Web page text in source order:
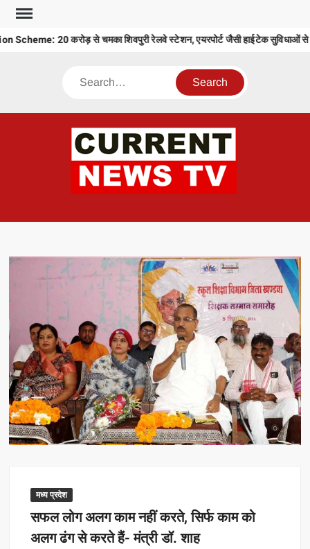
Skip
content20 करोड़ से चमका शिवपुरी रेलवे स्टेशन, एयरपोर्ट जैसी हाईटेक सुविधाओं से
Search
मध्य प्रदेश
सफल लोग अलग काम नहीं करते, सिर्फ काम को
अलग ढंग से करते हैं- मंत्री डॉ. शाह